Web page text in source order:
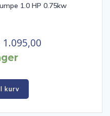
1.0 HP 0.75kw
1.095,00Den
kurv